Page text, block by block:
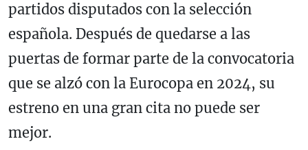
partidos disputados con la selección
española. Después de quedarse a las
puertas de formar parte de la convocatoria
que se alzó con la Eurocopa en 2024, su
estreno en una gran cita no puede ser
mejor.